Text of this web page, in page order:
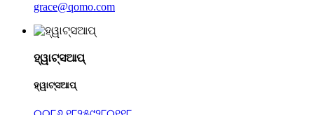
grace@qomo.com
ହ୍ୱାଟ୍ସଆପ୍
ହ୍ୱାଟ୍ସଆପ୍